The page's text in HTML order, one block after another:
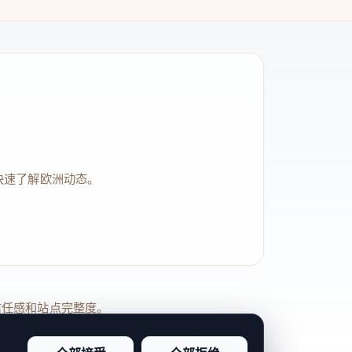
了解欧洲动态。
感和站点完整度。